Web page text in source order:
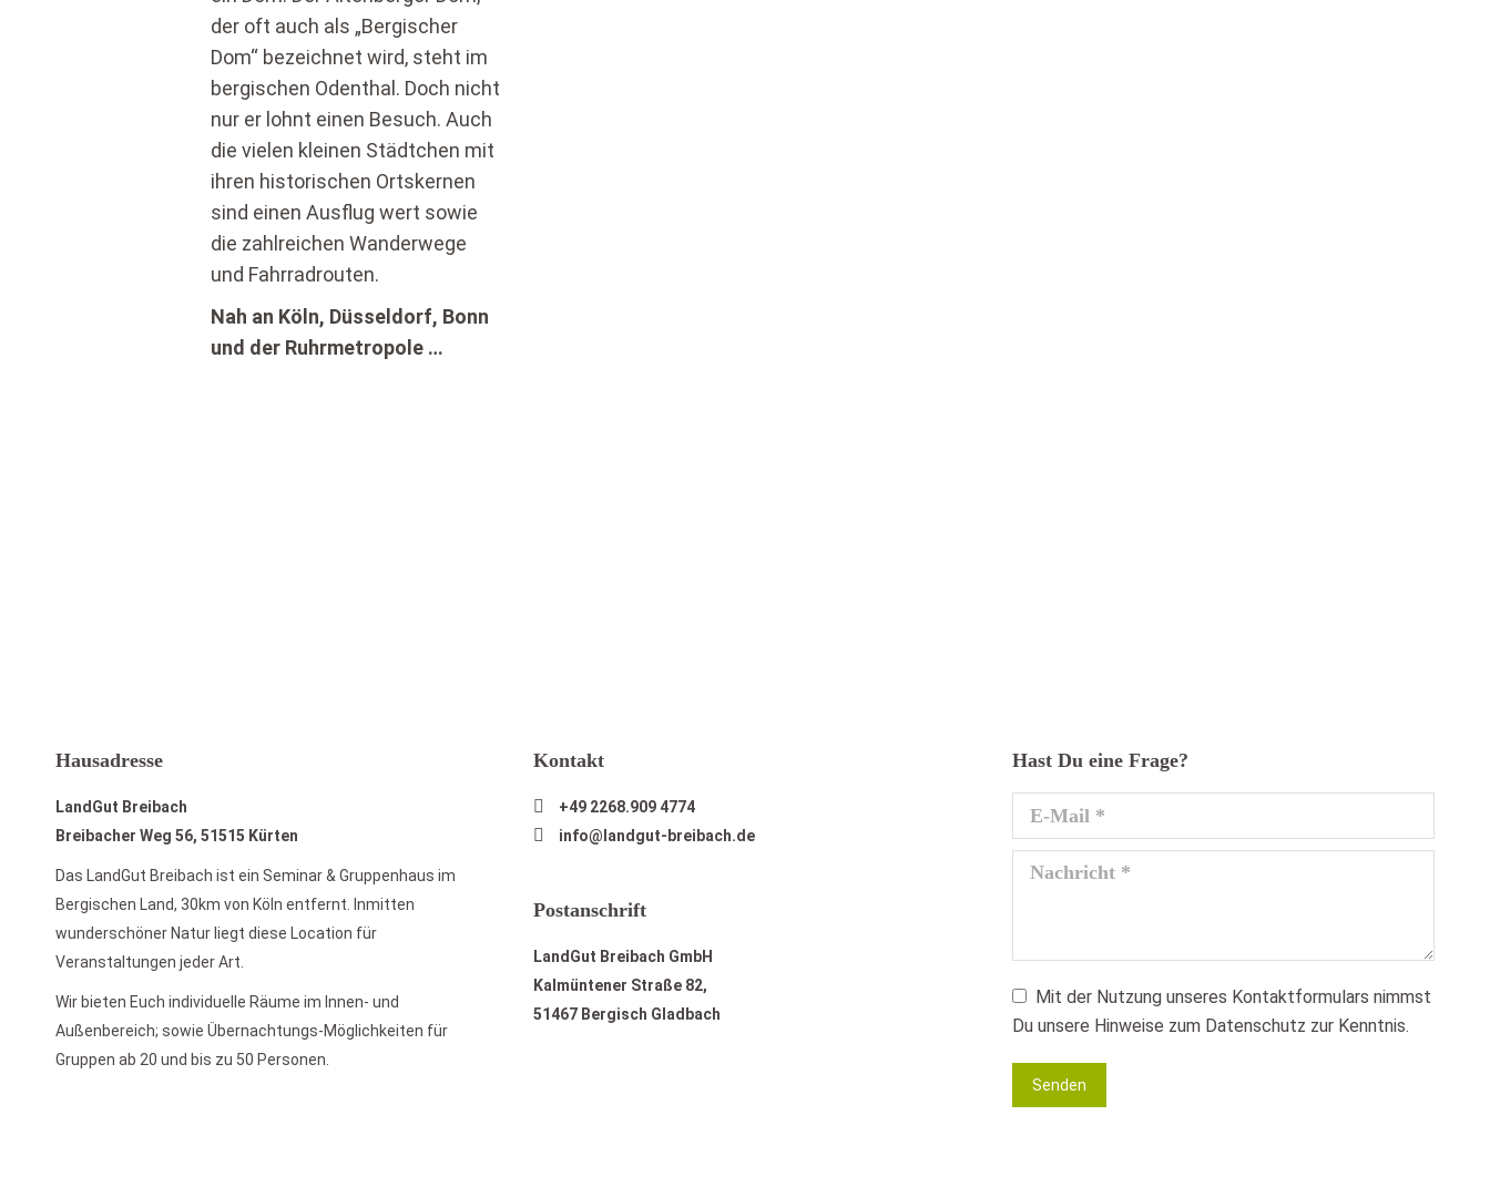
der oft auch als „Bergischer
Dom“ bezeichnet wird, steht im
bergischen Odenthal. Doch nicht
nur er lohnt einen Besuch. Auch
die vielen kleinen Städtchen mit
ihren historischen Ortskernen
sind einen Ausflug wert sowie
die zahlreichen Wanderwege
und Fahrradrouten.
Nah an Köln, Düsseldorf, Bonn
und der Ruhrmetropole …
Hausadresse
LandGut Breibach
Breibacher Weg 56, 51515 Kürten
Das LandGut Breibach ist ein Seminar & Gruppenhaus im
Bergischen Land, 30km von Köln entfernt. Inmitten
wunderschöner Natur liegt diese Location für
Veranstaltungen jeder Art.
Wir bieten Euch individuelle Räume im Innen- und
Außenbereich; sowie Übernachtungs-Möglichkeiten für
Gruppen ab 20 und bis zu 50 Personen.
Kontakt
+49 2268.909 4774
info@landgut-breibach.de
Postanschrift
LandGut Breibach GmbH
Kalmüntener Straße 82,
51467 Bergisch Gladbach
Hast Du eine Frage?
E-Mail *
Nachricht *
Mit der Nutzung unseres Kontaktformulars nimmst
Du unsere Hinweise zum Datenschutz zur Kenntnis.
Senden